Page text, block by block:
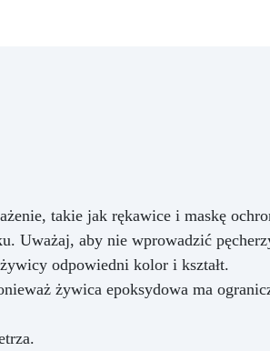
takie jak rękawice i maskę
Uważaj, aby nie wprowadzić
odpowiedni kolor i kształt.
żywica epoksydowa ma